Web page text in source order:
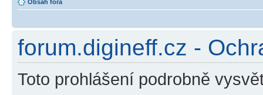
Obsah fóra
forum.digineff.cz -
Toto prohlášení podrobně